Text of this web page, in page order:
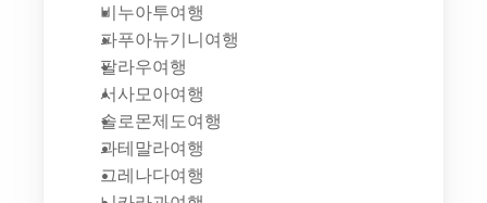
비누아투여행
파푸아뉴기니여행
팔라우여행
서사모아여행
솔로몬제도여행
과테말라여행
그레나다여행